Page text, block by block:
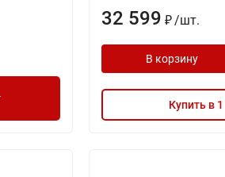
32 599 ₽ /шт.
В корзину
Купить в